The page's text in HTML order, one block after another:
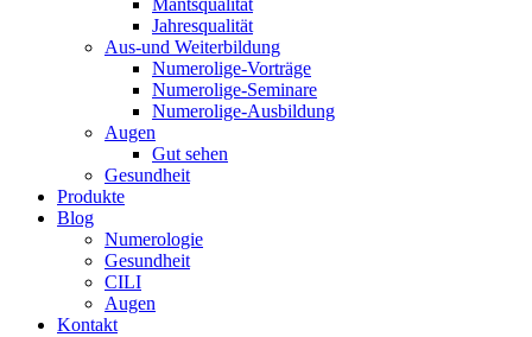
Mantsqualität
Jahresqualität
Aus-und Weiterbildung
Numerolige-Vorträge
Numerolige-Seminare
Numerolige-Ausbildung
Augen
Gut sehen
Gesundheit
Produkte
Blog
Numerologie
Gesundheit
CILI
Augen
Kontakt